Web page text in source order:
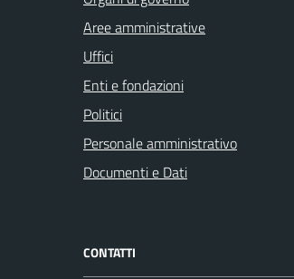
Aree amministrative
Uffici
Enti e fondazioni
Politici
Personale amministrativo
Documenti e Dati
CONTATTI